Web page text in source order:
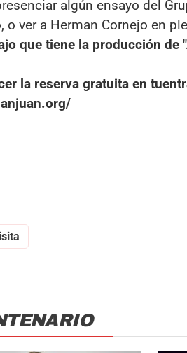
algún ensayo del
ver a Herman Cornejo en
que tiene la producción de
la reserva gratuita en